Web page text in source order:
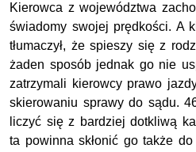
Kierowca z województwa
świadomy swojej prędkości. A
tłumaczył, że spieszy się z
żaden sposób jednak go nie
zatrzymali kierowcy prawo
skierowaniu sprawy do sądu.
liczyć się z bardziej dotkliwą
ta powinna skłonić go także